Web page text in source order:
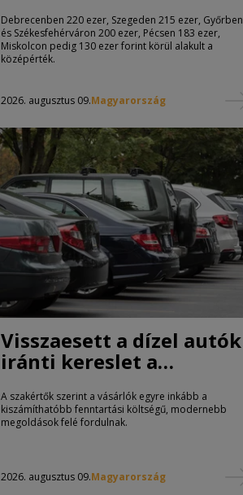
Debrecenben 220 ezer, Szegeden 215 ezer, Győrben
és Székesfehérváron 200 ezer, Pécsen 183 ezer,
Miskolcon pedig 130 ezer forint körül alakult a
középérték.
2026. augusztus 09.Magyarország
Visszaesett a dízel autók
iránti kereslet a
A szakértők szerint a vásárlók egyre inkább a
kiszámíthatóbb fenntartási költségű, modernebb
megoldások felé fordulnak.
2026. augusztus 09.Magyarország